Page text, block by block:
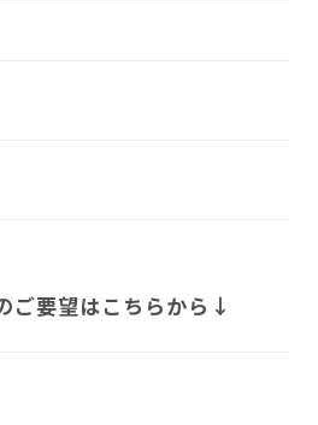
ご要望はこちらから↓